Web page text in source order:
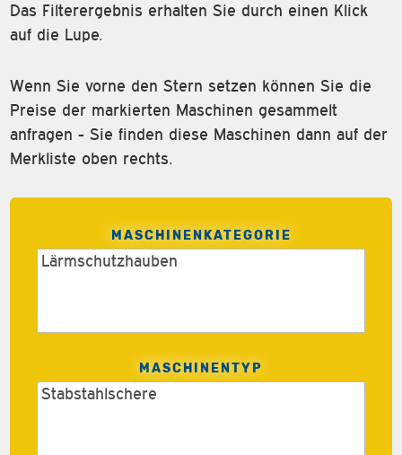
Das Filterergebnis erhalten Sie durch einen Klick
auf die Lupe.
Wenn Sie vorne den Stern setzen können Sie die
Preise der markierten Maschinen gesammelt
anfragen - Sie finden diese Maschinen dann auf der
Merkliste oben rechts.
MASCHINENKATEGORIE
MASCHINENTYP